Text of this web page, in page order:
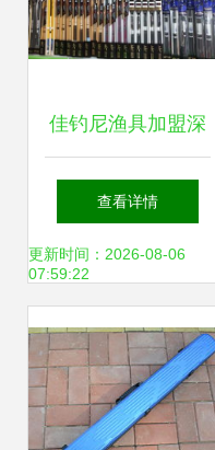
佳钓尼渔具加盟深
度剖析 抓住垂钓经
济风口，开启创业
查看详情
更新时间：2026-08-06
07:59:22